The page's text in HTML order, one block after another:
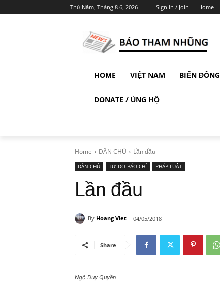
Thứ Năm, Tháng 8 6, 2026 Sign in / Join Home
HOME VIỆT NAM BIỂN ĐÔNG
DONATE / ỦNG HỘ
Home DÂN CHỦ Lần đầu
DÂN CHỦ TỰ DO BÁO CHÍ PHÁP LUẬT
Lần đầu
By Hoang Viet 04/05/2018
Share
Ngô Duy Quyền